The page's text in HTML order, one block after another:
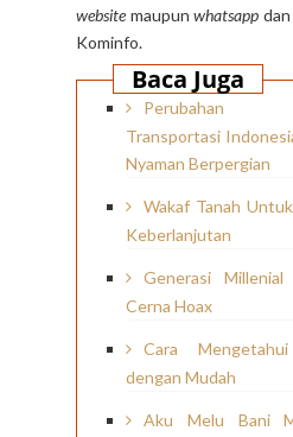
website maupunwhatsapp
Kominfo.
Baca Juga
Perubahan
Transportasi
Nyaman Berpergian
Wakaf Tanah
Keberlanjutan
Generasi
Cerna Hoax
Cara
dengan Mudah
Aku Melu Bani